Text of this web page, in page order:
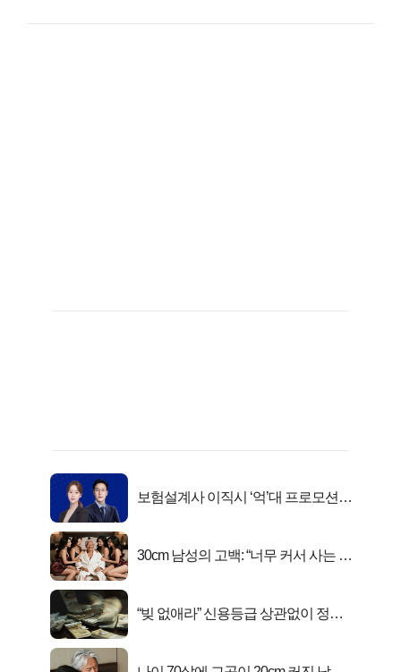
보험설계사 이직시 ‘억’대 프로모션!
30cm 남성의 고백: “너무 커서 사는 게
“빚 없애라” 신용등급 상관없이 정부